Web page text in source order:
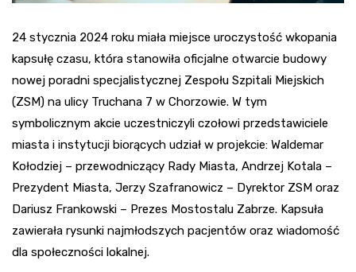
24 stycznia 2024 roku miała miejsce uroczystość wkopania
kapsułę czasu, która stanowiła oficjalne otwarcie budowy
nowej poradni specjalistycznej Zespołu Szpitali Miejskich
(ZSM) na ulicy Truchana 7 w Chorzowie. W tym
symbolicznym akcie uczestniczyli czołowi przedstawiciele
miasta i instytucji biorących udział w projekcie: Waldemar
Kołodziej – przewodniczący Rady Miasta, Andrzej Kotala –
Prezydent Miasta, Jerzy Szafranowicz – Dyrektor ZSM oraz
Dariusz Frankowski – Prezes Mostostalu Zabrze. Kapsuła
zawierała rysunki najmłodszych pacjentów oraz wiadomość
dla społeczności lokalnej.